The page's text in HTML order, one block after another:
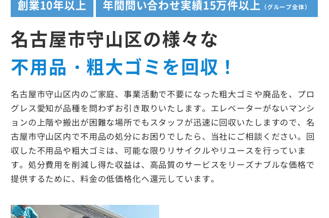
創業10年以上 年間問い合わせ実績15万件以上 （グループ全体）
名古屋市守山区の様々な
不用品・粗大ゴミを回収！
名古屋市守山区内のご家庭、事業活動で不要になった粗大ゴミや廃品を、プロ
グレス愛知が品種を問わずお引き取りいたします。エレベーターがないマンシ
ョンの上階や搬出が困難な場所でもスタッフが迅速に回収いたしますので、名
古屋市守山区内で不用品の処分にお困りでしたら、当社にご相談ください。回
収した不用品や粗大ゴミは、可能な限りリサイクルやリユースを行っていま
す。処分費用を削減し得た収益は、高品質のサービスをリーズナブルな価格で
提供するために、料金の低価格化へ還元しています。